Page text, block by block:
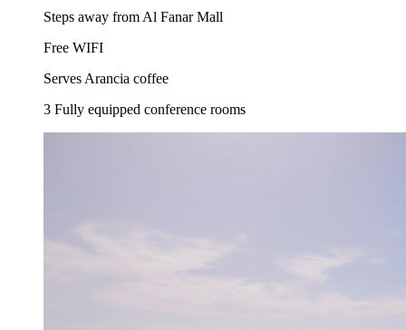
Steps away from Al Fanar Mall
Free WIFI
Serves Arancia coffee
3 Fully equipped conference rooms